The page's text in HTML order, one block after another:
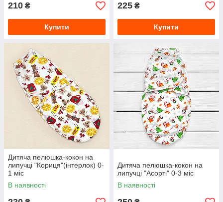
210 ₴
Купити
225 ₴
Купити
Дитяча пелюшка-кокон на
липучці "Кориця"(інтерлок) 0-
1 міс
В наявності
Дитяча пелюшка-кокон на
липучці "Асорті" 0-3 міс
В наявності